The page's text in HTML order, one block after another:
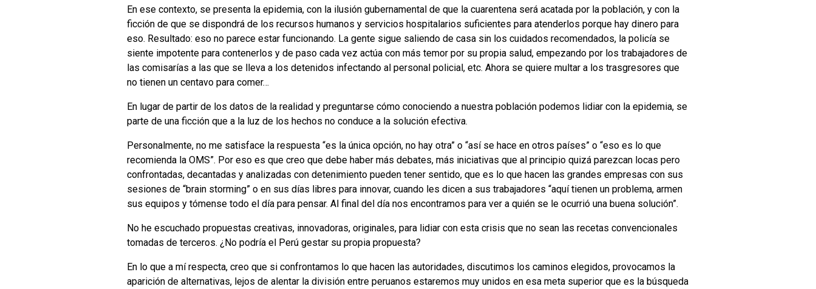
En ese contexto, se presenta la epidemia, con la ilusión gubernamental de que la cuarentena será acatada por la población, y con la
ficción de que se dispondrá de los recursos humanos y servicios hospitalarios suficientes para atenderlos porque hay dinero para
eso. Resultado: eso no parece estar funcionando. La gente sigue saliendo de casa sin los cuidados recomendados, la policía se
siente impotente para contenerlos y de paso cada vez actúa con más temor por su propia salud, empezando por los trabajadores de
las comisarías a las que se lleva a los detenidos infectando al personal policial, etc. Ahora se quiere multar a los trasgresores que
no tienen un centavo para comer…
En lugar de partir de los datos de la realidad y preguntarse cómo conociendo a nuestra población podemos lidiar con la epidemia, se
parte de una ficción que a la luz de los hechos no conduce a la solución efectiva.
Personalmente, no me satisface la respuesta “es la única opción, no hay otra” o “así se hace en otros países” o “eso es lo que
recomienda la OMS”. Por eso es que creo que debe haber más debates, más iniciativas que al principio quizá parezcan locas pero
confrontadas, decantadas y analizadas con detenimiento pueden tener sentido, que es lo que hacen las grandes empresas con sus
sesiones de “brain storming” o en sus días libres para innovar, cuando les dicen a sus trabajadores “aquí tienen un problema, armen
sus equipos y tómense todo el día para pensar. Al final del día nos encontramos para ver a quién se le ocurrió una buena solución”.
No he escuchado propuestas creativas, innovadoras, originales, para lidiar con esta crisis que no sean las recetas convencionales
tomadas de terceros. ¿No podría el Perú gestar su propia propuesta?
En lo que a mí respecta, creo que si confrontamos lo que hacen las autoridades, discutimos los caminos elegidos, provocamos la
aparición de alternativas, lejos de alentar la división entre peruanos estaremos muy unidos en esa meta superior que es la búsqueda